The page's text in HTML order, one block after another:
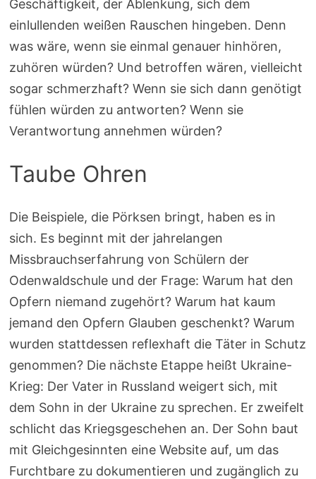
Geschäftigkeit, der Ablenkung, sich dem
einlullenden weißen Rauschen hingeben. Denn
was wäre, wenn sie einmal genauer hinhören,
zuhören würden? Und betroffen wären, vielleicht
sogar schmerzhaft? Wenn sie sich dann genötigt
fühlen würden zu antworten? Wenn sie
Verantwortung annehmen würden?
Taube Ohren
Die Beispiele, die Pörksen bringt, haben es in
sich. Es beginnt mit der jahrelangen
Missbrauchserfahrung von Schülern der
Odenwaldschule und der Frage: Warum hat den
Opfern niemand zugehört? Warum hat kaum
jemand den Opfern Glauben geschenkt? Warum
wurden stattdessen reflexhaft die Täter in Schutz
genommen? Die nächste Etappe heißt Ukraine-
Krieg: Der Vater in Russland weigert sich, mit
dem Sohn in der Ukraine zu sprechen. Er zweifelt
schlicht das Kriegsgeschehen an. Der Sohn baut
mit Gleichgesinnten eine Website auf, um das
Furchtbare zu dokumentieren und zugänglich zu